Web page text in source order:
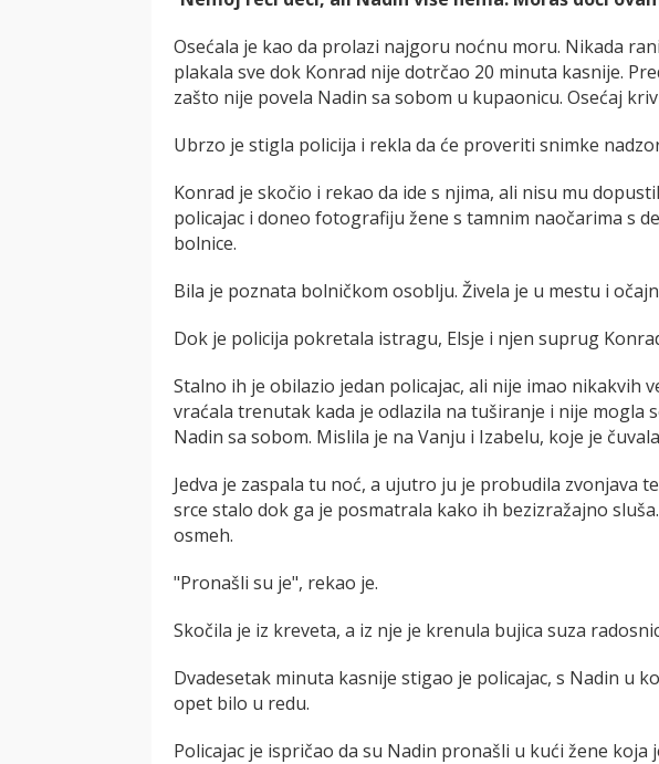
Osećala je kao da prolazi najgoru noćnu moru. Nikada
plakala sve dok Konrad nije dotrčao 20 minuta kasnije.
zašto nije povela Nadin sa sobom u kupaonicu. Osećaj
Ubrzo je stigla policija i rekla da će proveriti snimke
Konrad je skočio i rekao da ide s njima, ali nisu mu
policajac i doneo fotografiju žene s tamnim naočarima s
bolnice.
Bila je poznata bolničkom osoblju. Živela je u mestu i
Dok je policija pokretala istragu, Elsje i njen suprug
Stalno ih je obilazio jedan policajac, ali nije imao nikakvih
vraćala trenutak kada je odlazila na tuširanje i nije mogla
Nadin sa sobom. Mislila je na Vanju i Izabelu, koje je
Jedva je zaspala tu noć, a ujutro ju je probudila zvonjava
srce stalo dok ga je posmatrala kako ih bezizražajno
osmeh.
"Pronašli su je", rekao je.
Skočila je iz kreveta, a iz nje je krenula bujica suza
Dvadesetak minuta kasnije stigao je policajac, s Nadin u
opet bilo u redu.
Policajac je ispričao da su Nadin pronašli u kući žene koja